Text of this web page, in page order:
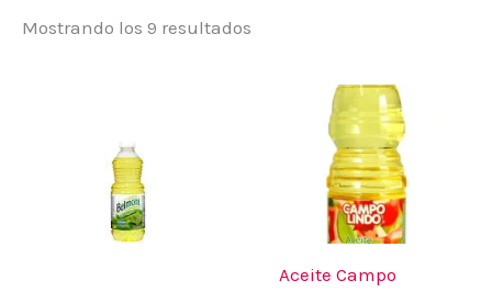
Mostrando los 9 resultados
Aceite Campo